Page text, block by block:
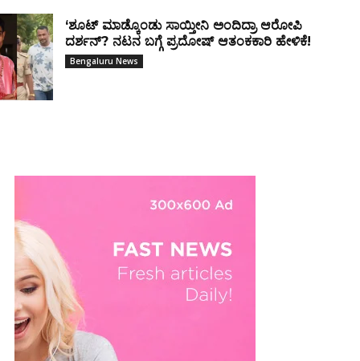
‘ಶೂಟ್ ಮಾಡ್ಕೊಂಡು ಸಾಯ್ತೀನಿ ಅಂದಿದ್ರಾ ಆರೋಪಿ
ದರ್ಶನ್? ನಟನ ಬಗ್ಗೆ ಪ್ರದೋಷ್ ಆತಂಕಕಾರಿ ಹೇಳಿಕೆ!
Bengaluru News